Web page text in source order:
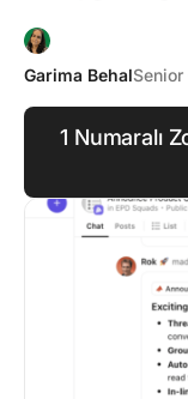
Garima Behal
1 Numaralı